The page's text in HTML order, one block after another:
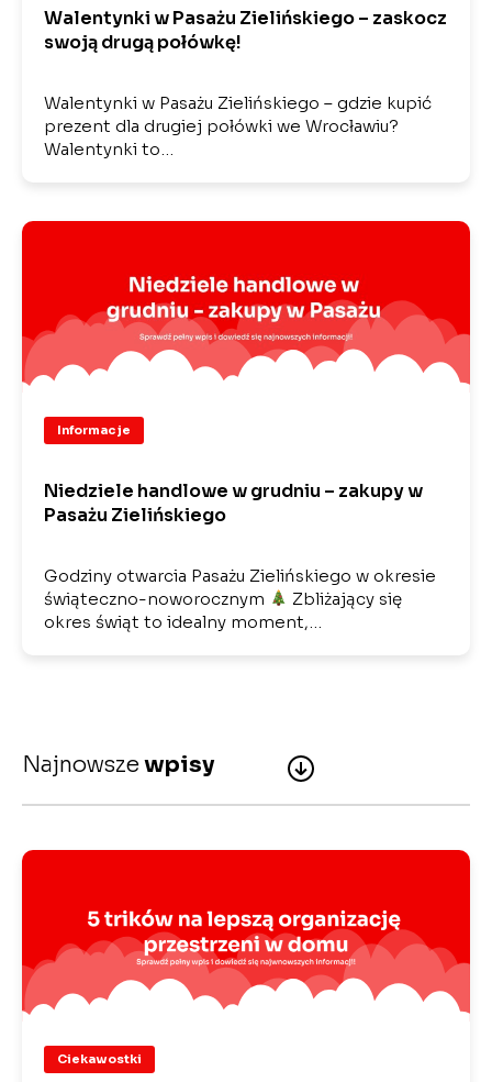
Walentynki w Pasażu Zielińskiego – zaskocz
swoją drugą połówkę!
Walentynki w Pasażu Zielińskiego – gdzie kupić
prezent dla drugiej połówki we Wrocławiu?
Walentynki to…
Informacje
Niedziele handlowe w grudniu – zakupy w
Pasażu Zielińskiego
Godziny otwarcia Pasażu Zielińskiego w okresie
świąteczno-noworocznym
Zbliżający się
okres świąt to idealny moment,…
Najnowszewpisy
Ciekawostki